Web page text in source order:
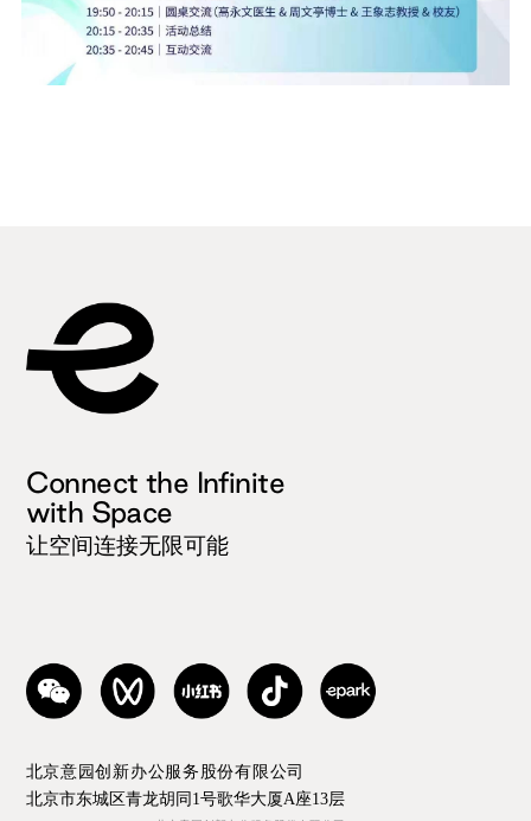
Connect the Infinite
with Space
让空间连接无限可能
北京意园创新办公服务股份有限公司
北京市东城区青龙胡同1号歌华大厦A座13层